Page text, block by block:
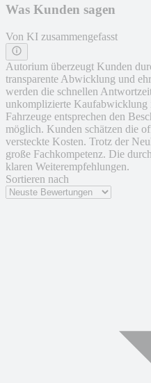
Was Kunden sagen
Von KI zusammengefasst
Autorium überzeugt Kunden
transparente Abwicklung und
werden die schnellen
unkomplizierte Kaufabwicklung
Fahrzeuge entsprechen den
möglich. Kunden schätzen die
versteckte Kosten. Trotz der
große Fachkompetenz. Die
klaren Weiterempfehlungen.
Sortieren nach